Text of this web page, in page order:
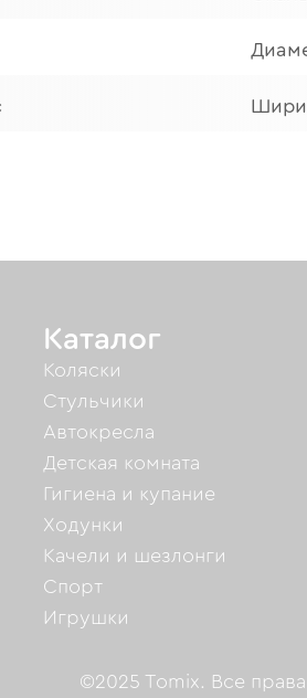
Каталог
Коляски
Стульчики
Автокресла
Детская комната
Гигиена и купание
Ходунки
Качели и шезлонги
Спорт
Игрушки
©2025 Tomix. Все